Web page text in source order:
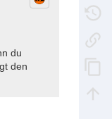
du
den